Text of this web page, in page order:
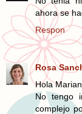
ahora se
Respon
Rosa
Hola
No tengo
complejo